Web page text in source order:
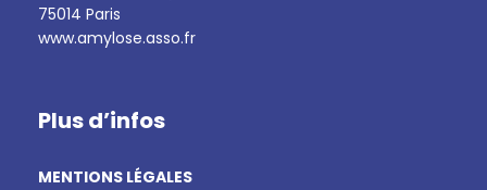
75014 Paris
www.amylose.asso.fr
Plus d’infos
MENTIONS LÉGALES